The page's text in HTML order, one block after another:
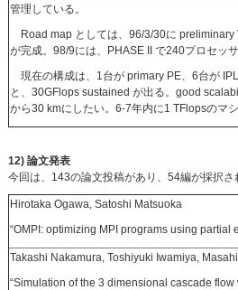
管理している。
Road map としては、96/3/30に preliminary
が完成。98/9には、PHASE II で240プロセッサ
現在の構成は、1台が primary PE、6台が
と、30GFlops sustained が出る。good
から30 kmにしたい。6-7年内に1 TFlopsのマ
12) 論文発表
今回は、143の論文投稿があり、54編が採択
Hirotaka Ogawa, Satoshi Matsuoka
“OMPI: optimizing MPI programs using partial
Takashi Nakamura, Toshiyuki Iwamiya,
“Simulation of the 3 dimensional cascade